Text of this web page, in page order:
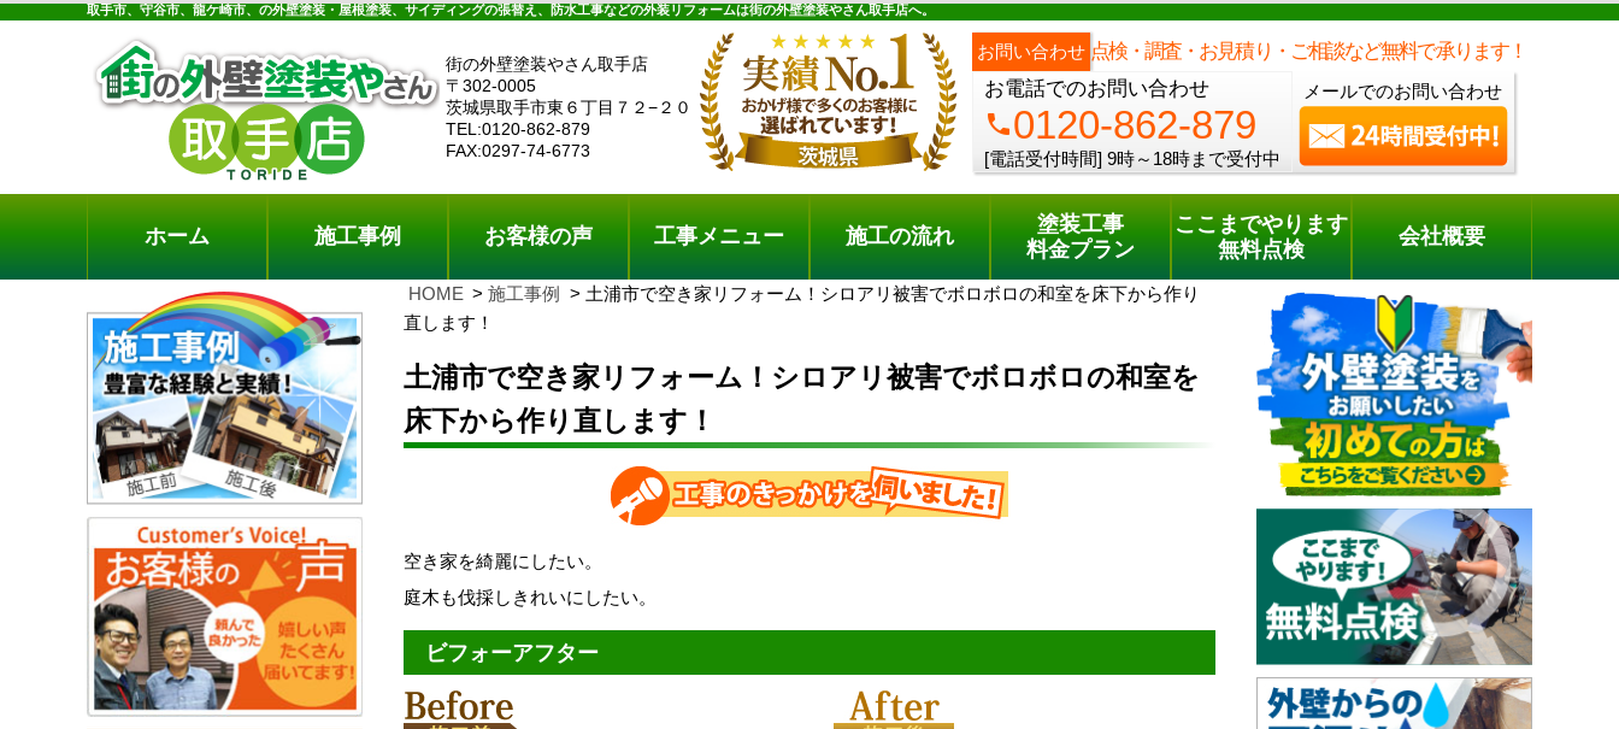
取手市、守谷市、龍ケ崎市、の外壁塗装・屋根塗装、サイディングの張替え、防水工事などの外装リフォームは街の外壁塗装やさん取手店へ。
街の外壁塗装やさん取手店
〒302-0005
茨城県取手市東６丁目７２−２０
TEL:0120-862-879
FAX:0297-74-6773
お問い合わせ 点検・調査・お見積り・ご相談など無料で承ります！
お電話でのお問い合わせ
phone0120-862-879
[電話受付時間] 9時～18時まで受付中
メールでのお問い合わせ
料金プラン 無料点検
電話でのご相談 [9時～18時まで受付中]
phone0120-862-879
ホーム 施工事例 お客様の声 工事メニュー 施工の流れ
塗装工事
料金プラン
ここまでやります
無料点検
会社概要
HOME 施工事例
土浦市で空き家リフォーム！シロアリ被害でボロボロの和室を床下から作り
直します！
土浦市で空き家リフォーム！シロアリ被害でボロボロの和室を
床下から作り直します！
空き家を綺麗にしたい。
庭木も伐採しきれいにしたい。
ビフォーアフター